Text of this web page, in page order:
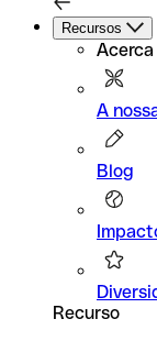
Recursos
A
Blog
Recurso